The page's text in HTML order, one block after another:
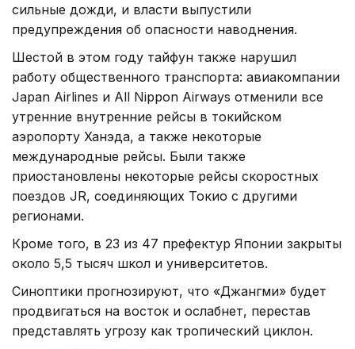
сильные дожди, и власти выпустили
предупреждения об опасности наводнения.
Шестой в этом году тайфун также нарушил
работу общественного транспорта: авиакомпании
Japan Airlines и All Nippon Airways отменили все
утренние внутренние рейсы в токийском
аэропорту Ханэда, а также некоторые
международные рейсы. Были также
приостановлены некоторые рейсы скоростных
поездов JR, соединяющих Токио с другими
регионами.
Кроме того, в 23 из 47 префектур Японии закрыты
около 5,5 тысяч школ и университетов.
Синоптики прогнозируют, что «Джангми» будет
продвигаться на восток и ослабнет, перестав
представлять угрозу как тропический циклон.